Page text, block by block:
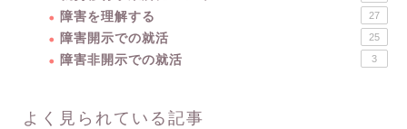
障害を理解する 27
障害開示での就活 25
障害非開示での就活 3
よく見られている記事